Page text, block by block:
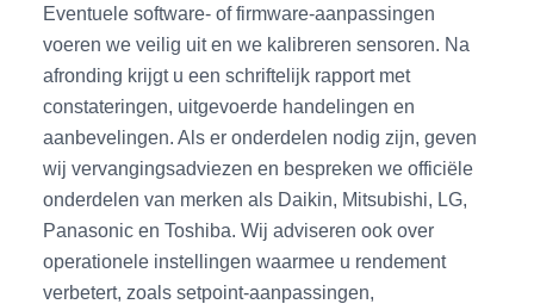
Eventuele software- of firmware-aanpassingen
voeren we veilig uit en we kalibreren sensoren. Na
afronding krijgt u een schriftelijk rapport met
constateringen, uitgevoerde handelingen en
aanbevelingen. Als er onderdelen nodig zijn, geven
wij vervangingsadviezen en bespreken we officiële
onderdelen van merken als Daikin, Mitsubishi, LG,
Panasonic en Toshiba. Wij adviseren ook over
operationele instellingen waarmee u rendement
verbetert, zoals setpoint-aanpassingen,